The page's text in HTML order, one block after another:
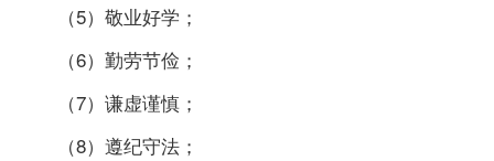
（5）敬业好学；
（6）勤劳节俭；
（7）谦虚谨慎；
（8）遵纪守法；